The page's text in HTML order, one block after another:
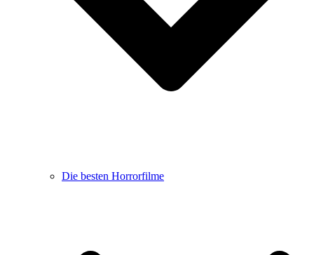
Die besten Horrorfilme